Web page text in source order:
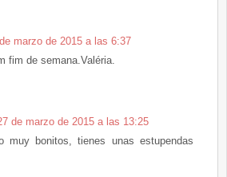
marzo de 2015 a las 6:37
fim de semana.Valéria.
de marzo de 2015 a las 13:25
muy bonitos, tienes unas estupendas